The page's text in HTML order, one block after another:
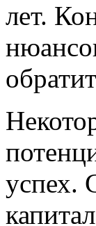
лет.
успех.